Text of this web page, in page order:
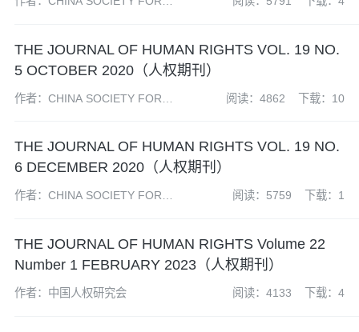
THE JOURNAL OF HUMAN RIGHTS VOL. 19 NO.
5 OCTOBER 2020（人权期刊）
作者：CHINA SOCIETY FOR
阅读：4862 下载：10
THE JOURNAL OF HUMAN RIGHTS VOL. 19 NO.
6 DECEMBER 2020（人权期刊）
作者：CHINA SOCIETY FOR
阅读：5759 下载：1
THE JOURNAL OF HUMAN RIGHTS Volume 22
Number 1 FEBRUARY 2023（人权期刊）
作者：中国人权研究会 阅读：4133 下载：4